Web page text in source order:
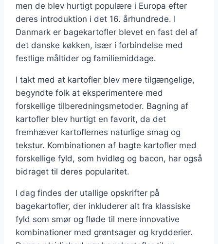
men de blev hurtigt populære i Europa efter
deres introduktion i det 16. århundrede. I
Danmark er bagekartofler blevet en fast del af
det danske køkken, især i forbindelse med
festlige måltider og familiemiddage.
I takt med at kartofler blev mere tilgængelige,
begyndte folk at eksperimentere med
forskellige tilberedningsmetoder. Bagning af
kartofler blev hurtigt en favorit, da det
fremhæver kartoflernes naturlige smag og
tekstur. Kombinationen af bagte kartofler med
forskellige fyld, som hvidløg og bacon, har også
bidraget til deres popularitet.
I dag findes der utallige opskrifter på
bagekartofler, der inkluderer alt fra klassiske
fyld som smør og fløde til mere innovative
kombinationer med grøntsager og krydderier.